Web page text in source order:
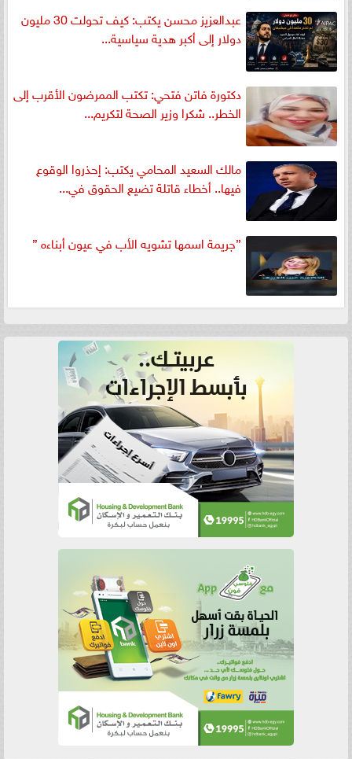
عبدالعزيز محسن يكتب: كيف تحولت 30 مليون
دولار إلى أكبر هدية سياسية...
دكتورة فاتن فتحي: تكتب الممرضون الأقرب إلى
الخطر.. شكرا وزير الصحة لتكريم...
مالك السعيد المحامي يكتب: إحذروا الوقوع
فيها.. أخطاء قاتلة تضيع الحقوق في...
”جريمة اسمها تشويه الأب في عيون أبناءه ”